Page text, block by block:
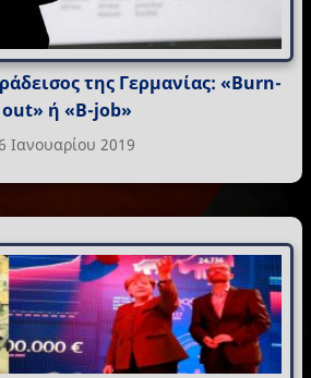
της Γερμανίας: «Burn-
out» ή «B-job»
Ιανουαρίου 2019